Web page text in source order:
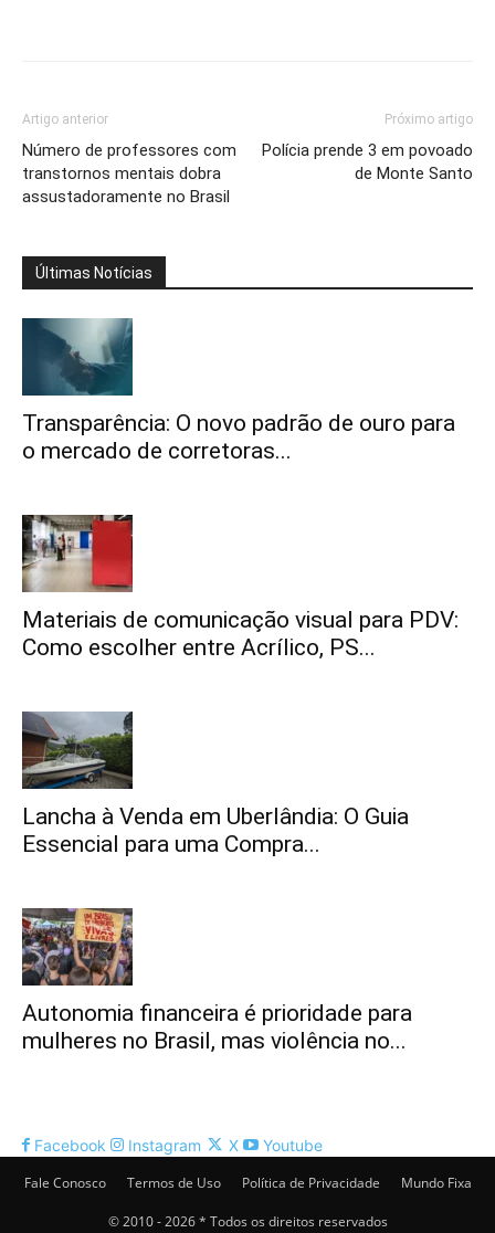
Artigo anterior
Número de professores com
transtornos mentais dobra
assustadoramente no Brasil
Próximo artigo
Polícia prende 3 em povoado
de Monte Santo
Últimas Notícias
Transparência: O novo padrão de ouro para
o mercado de corretoras...
Materiais de comunicação visual para PDV:
Como escolher entre Acrílico, PS...
Lancha à Venda em Uberlândia: O Guia
Essencial para uma Compra...
Autonomia financeira é prioridade para
mulheres no Brasil, mas violência no...
Facebook Instagram X
Youtube
Fale Conosco
Termos de Uso Política de Privacidade Mundo Fixa
© 2010 - 2026 * Todos os direitos reservados